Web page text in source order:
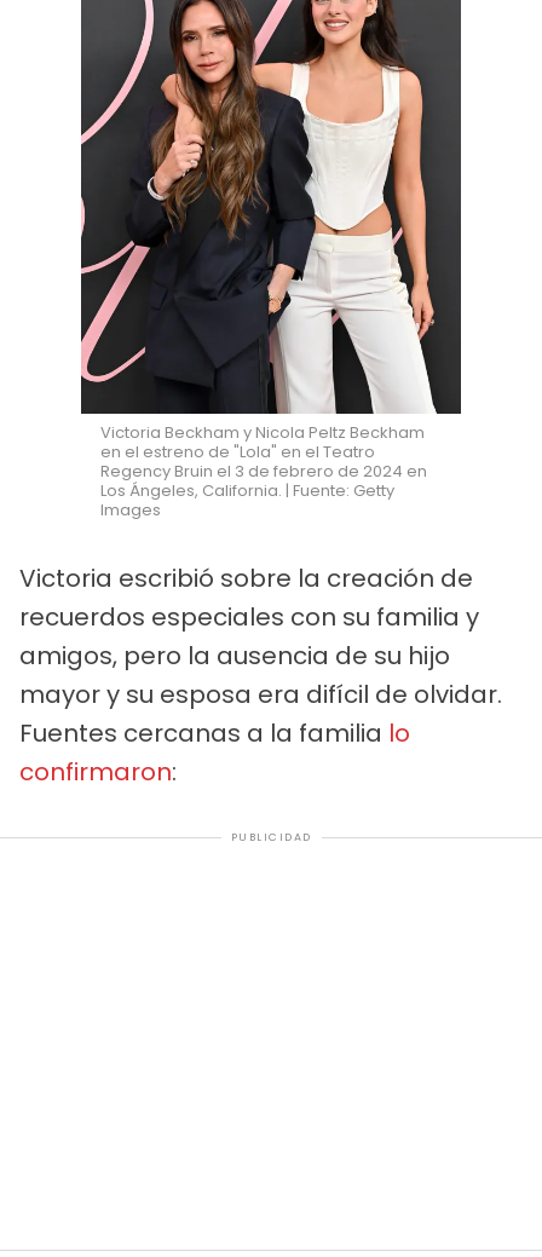
Victoria Beckham y Nicola Peltz Beckham
en el estreno de "Lola" en el Teatro
Regency Bruin el 3 de febrero de 2024 en
Los Ángeles, California. | Fuente: Getty
Images
Victoria escribió sobre la creación de
recuerdos especiales con su familia y
amigos, pero la ausencia de su hijo
mayor y su esposa era difícil de olvidar.
Fuentes cercanas a la familia lo
confirmaron:
PUBLICIDAD